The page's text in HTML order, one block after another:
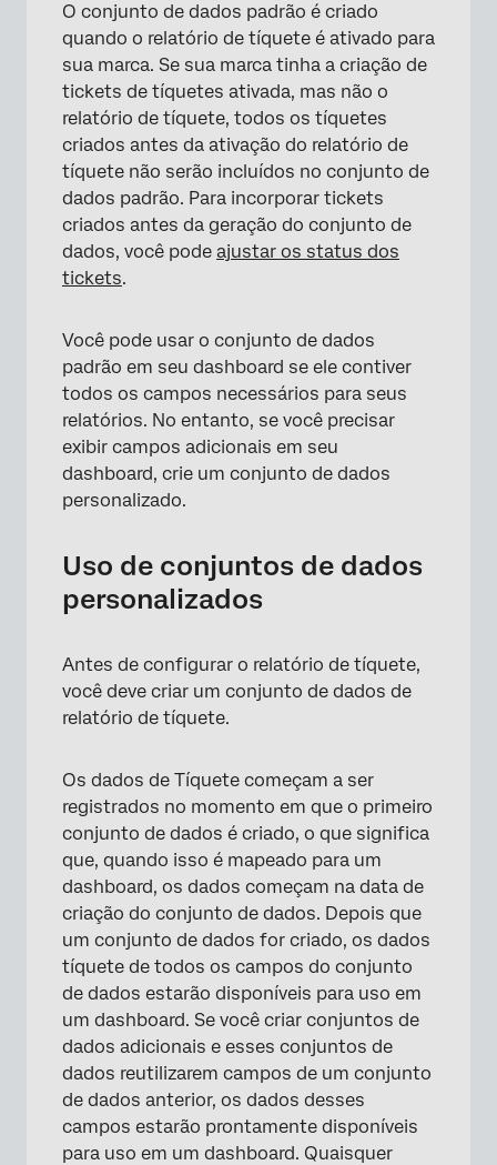
O conjunto de dados padrão é criado
quando o relatório de tíquete é ativado para
sua marca. Se sua marca tinha a criação de
tickets de tíquetes ativada, mas não o
relatório de tíquete, todos os tíquetes
criados antes da ativação do relatório de
tíquete não serão incluídos no conjunto de
dados padrão. Para incorporar tickets
criados antes da geração do conjunto de
dados, você pode ajustar os status dos
tickets.
Você pode usar o conjunto de dados
padrão em seu dashboard se ele contiver
todos os campos necessários para seus
relatórios. No entanto, se você precisar
exibir campos adicionais em seu
dashboard, crie um conjunto de dados
personalizado.
Uso de conjuntos de dados
personalizados
Antes de configurar o relatório de tíquete,
você deve criar um conjunto de dados de
relatório de tíquete.
Os dados de Tíquete começam a ser
registrados no momento em que o primeiro
conjunto de dados é criado, o que significa
que, quando isso é mapeado para um
dashboard, os dados começam na data de
criação do conjunto de dados. Depois que
um conjunto de dados for criado, os dados
tíquete de todos os campos do conjunto
de dados estarão disponíveis para uso em
um dashboard. Se você criar conjuntos de
dados adicionais e esses conjuntos de
dados reutilizarem campos de um conjunto
de dados anterior, os dados desses
campos estarão prontamente disponíveis
para uso em um dashboard. Quaisquer